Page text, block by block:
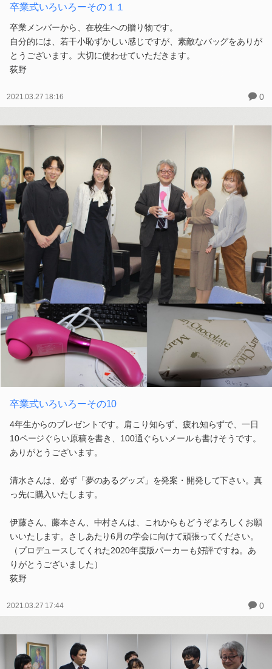
卒業式いろいろーその１１
卒業メンバーから、在校生への贈り物です。
自分的には、若干小恥ずかしい感じですが、素敵なバッグをありが
とうございます。大切に使わせていただきます。
荻野
2021.03.27 18:16 0
卒業式いろいろーその10
4年生からのプレゼントです。肩こり知らず、疲れ知らずで、一日
10ページぐらい原稿を書き、100通ぐらいメールも書けそうです。
ありがとうございます。
清水さんは、必ず「夢のあるグッズ」を発案・開発して下さい。真
っ先に購入いたします。
伊藤さん、藤本さん、中村さんは、これからもどうぞよろしくお願
いいたします。さしあたり6月の学会に向けて頑張ってください。
（プロデュースしてくれた2020年度版パーカーも好評ですね。あ
りがとうございました）
荻野
2021.03.27 17:44 0